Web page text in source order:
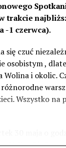
że są
nie będzie tych
hałasu, no to
normy –
trakcie
-1 czerwca).
się czuć
osobistym ,
Wolina i okolic.
Wszystko na
„Yellow” i